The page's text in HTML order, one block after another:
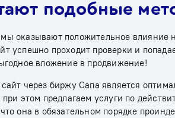
подобные
оказывают положительное влияние
успешно проходит проверки и
вложение в продвижение!
через биржу Сапа является
при этом предлагаем услуги по
она в обязательном порядке